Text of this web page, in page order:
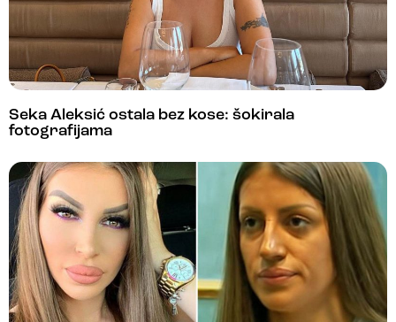
Seka Aleksić ostala bez kose: šokirala
fotografijama